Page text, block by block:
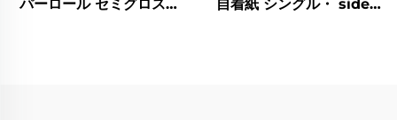
パーロール セミグロス・
自着紙 シングル・ sided